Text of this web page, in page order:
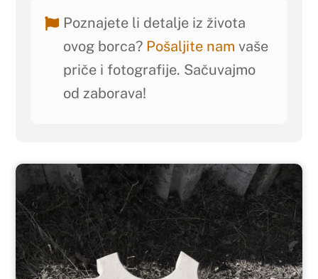
Poznajete li detalje iz života
ovog borca? Pošaljite nam vaše
priče i fotografije. Sačuvajmo
od zaborava!